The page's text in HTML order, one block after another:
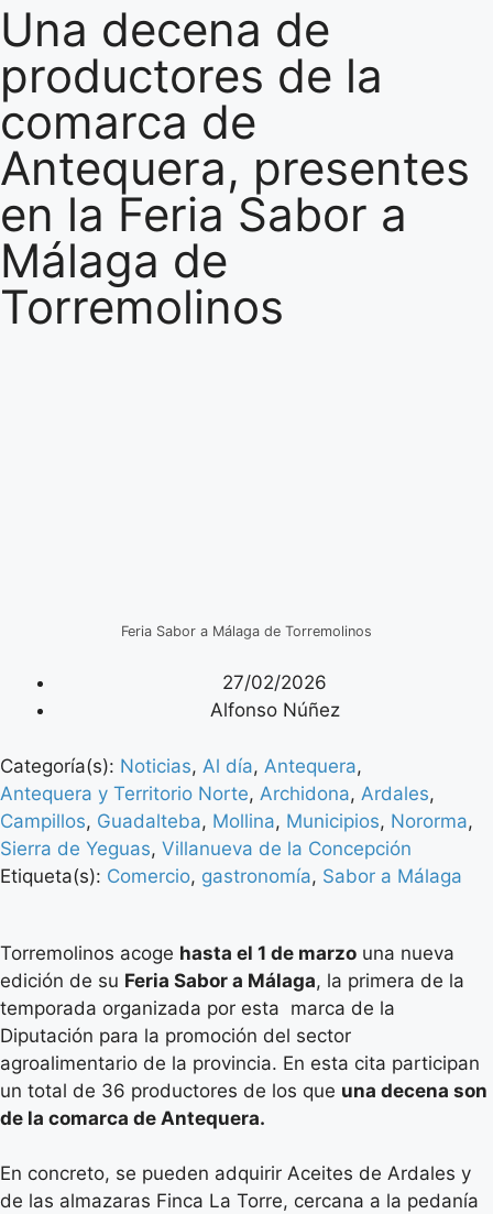
Una decena de
productores de la
comarca de
Antequera, presentes
en la Feria Sabor a
Málaga de
Torremolinos
Feria Sabor a Málaga de Torremolinos
27/02/2026
Alfonso Núñez
Categoría(s): Noticias, Al día, Antequera,
Antequera y Territorio Norte, Archidona, Ardales,
Campillos, Guadalteba, Mollina, Municipios, Nororma,
Sierra de Yeguas, Villanueva de la Concepción
Etiqueta(s): Comercio, gastronomía, Sabor a Málaga
Torremolinos acoge hasta el 1 de marzo una nueva
edición de su Feria Sabor a Málaga, la primera de la
temporada organizada por esta marca de la
Diputación para la promoción del sector
agroalimentario de la provincia. En esta cita participan
un total de 36 productores de los que una decena son
de la comarca de Antequera.
En concreto, se pueden adquirir Aceites de Ardales y
de las almazaras Finca La Torre, cercana a la pedanía